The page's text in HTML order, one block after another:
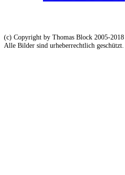
(c) Copyright by Thomas Block 2005-2018
Alle Bilder sind urheberrechtlich geschützt.